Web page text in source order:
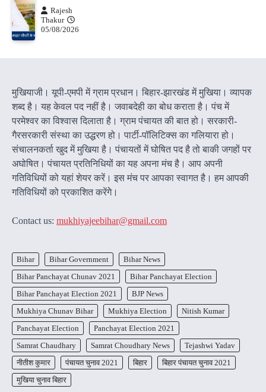
Rajesh
Thakur
05/08/2026
मुखियाजी। यूपी-एमपी में ग्राम प्रधान। बिहार-झारखंड में मुखिया। व्यापक
शब्द है। यह केवल पद नहीं है। जवाबदेही का बोध कराता है। पंच में
परमेश्वर का विश्वास दिलाता है। ग्राम पंचायत की बात हो। सरकारी-
गैरसरकारी संस्था का उद्धरण हो। पार्टी-पॉलिटिक्स का गलियारा हो।
संचालनकर्ता खुद में मुखिया है। पंचायतों में घोषित पद है तो बाकी जगहों पर
अघोषित। पंचायत प्रतिनिधियों का यह अपना मंच है। आप अपनी
गतिविधियों को यहां शेयर करें। इस मंच पर आपका स्वागत है। हम आपकी
गतिविधियों को प्रकाशित करेंगेे।
Contact us: mukhiyajeebihar@gmail.com
Bihar Bihar Government
Bihar News
Bihar Panchayat Chunav 2021
Bihar Panchayat Election
Bihar Panchayat Election 2021
BJP News
Mukhiya Chunav Bihar
Mukhiya Election
Nitish Kumar
Panchayat Election
Panchayat Election 2021
Samrat Chaudhary
Samrat Choudhary News
Tejashwi Yadav
नीतीश कुमार
पंचायत चुनाव 2021 बिहार
बिहार पंचायत चुनाव 2021
मुखिया चुनाव बिहार